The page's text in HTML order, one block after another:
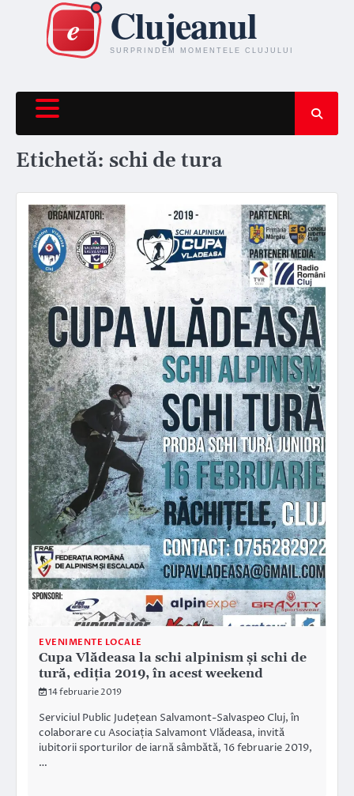
content
Etichetă: schi de tura
EVENIMENTE LOCALE
Cupa Vlădeasa la schi alpinism și schi de
tură, ediția 2019, în acest weekend
14 februarie 2019
Serviciul Public Județean Salvamont-Salvaspeo Cluj, în
colaborare cu Asociația Salvamont Vlădeasa, invită
iubitorii sporturilor de iarnă sâmbătă, 16 februarie 2019,
…